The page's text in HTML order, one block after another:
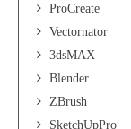
ProCreate
Vectornator
3dsMAX
Blender
ZBrush
SketchUpPro